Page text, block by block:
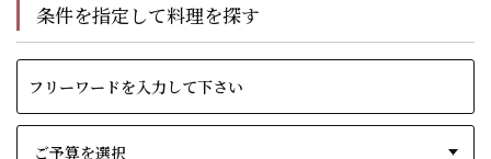
条件を指定して料理を探す